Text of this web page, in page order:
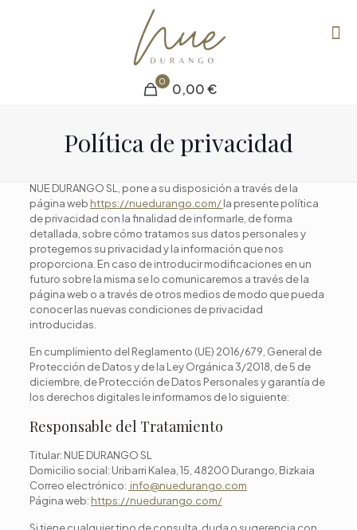
0 0,00 €
Política de privacidad
NUE DURANGO SL, pone a su disposición a través de la
página web https://nuedurango.com/la presente política
de privacidad con la finalidad de informarle, de forma
detallada, sobre cómo tratamos sus datos personales y
protegemos su privacidad y la información que nos
proporciona. En caso de introducir modificaciones en un
futuro sobre la misma se lo comunicaremos a través de la
página web o a través de otros medios de modo que pueda
conocer las nuevas condiciones de privacidad
introducidas.
En cumplimiento del Reglamento (UE) 2016/679, General de
Protección de Datos y de la Ley Orgánica 3/2018, de 5 de
diciembre, de Protección de Datos Personales y garantía de
los derechos digitales le informamos de lo siguiente:
Responsable del Tratamiento
Titular: NUE DURANGO SL
Domicilio social: Uribarri Kalea, 15, 48200 Durango, Bizkaia
Correo electrónico: info@nuedurango.com
Página web: https://nuedurango.com/